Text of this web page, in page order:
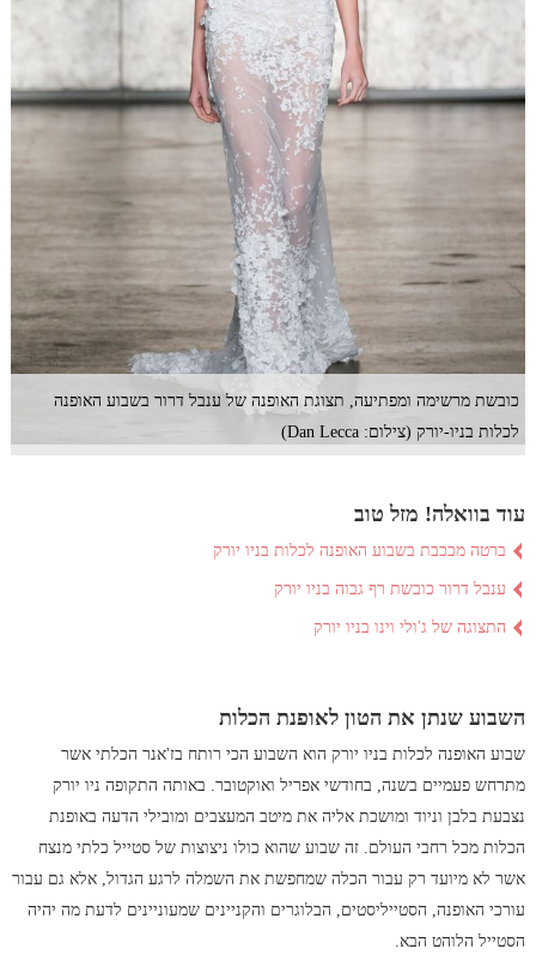
כובשת מרשימה ומפתיעה, תצוגת האופנה של ענבל דרור בשבוע האופנה
לכלות בניו-יורק (צילום: Dan Lecca)
עוד בוואלה! מזל טוב
ברטה מככבת בשבוע האופנה לכלות בניו יורק
ענבל דרור כובשת רף גבוה בניו יורק
התצוגה של ג'ולי וינו בניו יורק
השבוע שנתן את הטון לאופנת הכלות
שבוע האופנה לכלות בניו יורק הוא השבוע הכי רותח בז'אנר הכלתי אשר
מתרחש פעמיים בשנה, בחודשי אפריל ואוקטובר. באותה התקופה ניו יורק
נצבעת בלבן וניוד ומושכת אליה את מיטב המעצבים ומובילי הדעה באופנת
הכלות מכל רחבי העולם. זה שבוע שהוא כולו ניצוצות של סטייל כלתי מנצח
אשר לא מיועד רק עבור הכלה שמחפשת את השמלה לרגע הגדול, אלא גם עבור
עורכי האופנה, הסטייליסטים, הבלוגרים והקניינים שמעוניינים לדעת מה יהיה
הסטייל הלוהט הבא.